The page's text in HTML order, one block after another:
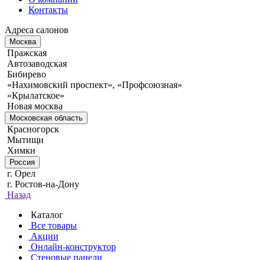
Контакты
Адреса салонов
Москва
Пражская
Автозаводская
Бибирево
«Нахимовский проспект», «Профсоюзная»
«Крылатское»
Новая москва
Московская область
Красногорск
Мытищи
Химки
Россия
г. Орел
г. Ростов-на-Дону
Назад
Каталог
Все товары
Акции
Онлайн-конструктор
Стеновые панели